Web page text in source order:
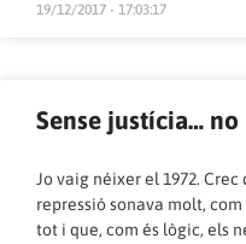
19/12/2017 - 17:03:17
Sense justícia… no
Jo vaig néixer el 1972.
repressió sonava molt,
tot i que, com és lògic, els